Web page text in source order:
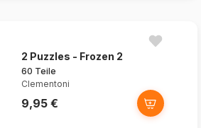
2 Puzzles - Frozen 2
60 Teile
Clementoni
9,95 €